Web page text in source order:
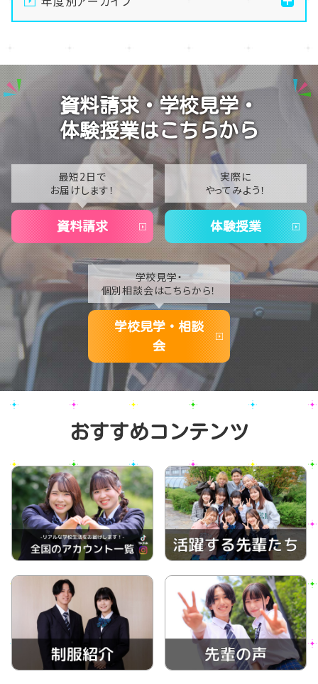
メイク美容専攻の授業風景
演技の授業風景
Vtuberという表現を学ぶ
2025
2024
2023
2021
2020
資料請求・学校見学・
体験授業はこちらから
最短2日で
お届けします！
資料請求
実際に
やってみよう！
体験授業
学校見学・
個別相談会はこちらから！
学校見学・相談
会
おすすめコンテンツ